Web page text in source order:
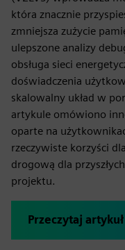
która znacznie
zmniejsza zużycie
ulepszone analizy
obsługa sieci
doświadczenia
skalowalny układ w
artykule omówiono
oparte na
rzeczywiste korzyści
drogową dla
projektu.
Przeczytaj artykuł